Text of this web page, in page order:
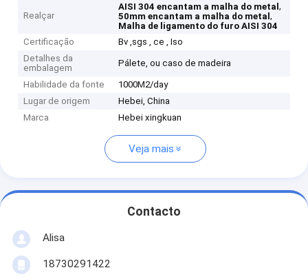
Realçar
AISI 304 encantam a malha do metal,
50mm encantam a malha do metal,
Malha de ligamento do furo AISI 304
Certificação
Bv ,sgs , ce , Iso
Detalhes da
embalagem
Pálete, ou caso de madeira
Habilidade da fonte
1000M2/day
Lugar de origem
Hebei, China
Marca
Hebei xingkuan
Veja mais
Contacto
Alisa
18730291422